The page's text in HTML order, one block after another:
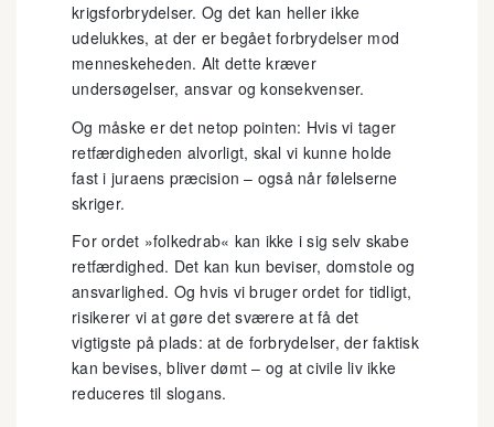
krigsforbrydelser. Og det kan heller ikke
udelukkes, at der er begået forbrydelser mod
menneskeheden. Alt dette kræver
undersøgelser, ansvar og konsekvenser.
Og måske er det netop pointen: Hvis vi tager
retfærdigheden alvorligt, skal vi kunne holde
fast i juraens præcision – også når følelserne
skriger.
For ordet »folkedrab« kan ikke i sig selv skabe
retfærdighed. Det kan kun beviser, domstole og
ansvarlighed. Og hvis vi bruger ordet for tidligt,
risikerer vi at gøre det sværere at få det
vigtigste på plads: at de forbrydelser, der faktisk
kan bevises, bliver dømt – og at civile liv ikke
reduceres til slogans.